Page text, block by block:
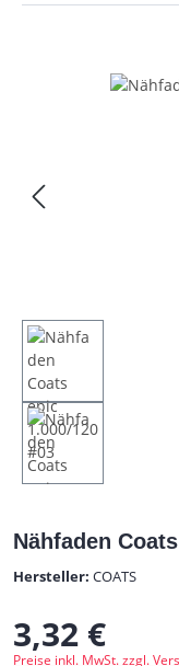
Bildergalerie
Nähfaden
Hersteller: COATS
Regulärer Preis:
3,32 €
Preise inkl. MwSt. zzgl.